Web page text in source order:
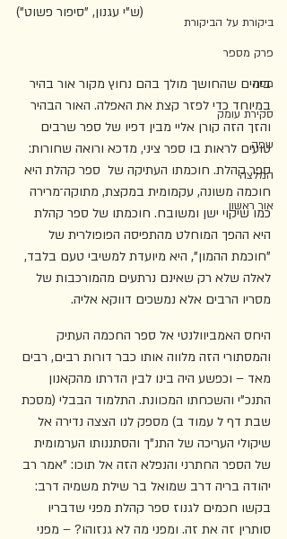
ביקורת על הביקורת
פרק מספר
מסה
סקירת עומק
שפה
המלצה
אור ראשון
(ש"י עגנון, "סיפור פשוט")
בימים שהחושך מולך בהם נחוץ מקור אור בהיר
במיוחד כדי לפזר קצת את האפלה. האור הבהיר
והזך הזה קורן אליי מבין דפיו של ספר שרבים
טועים לראות בו ספר ציני, מדכא ורואה שחורות:
ספר קהלת. חוכמתו העתיקה של  ספר קהלת היא
חוכמה משונה, עקמומית במקצת, מתוקה־מרירה
כמו שיקוי ישן ומשובח. חוכמתו של ספר קהלת
היא ההפך המוחלט מהתפיסה הפופולרית של
"חוכמת ההמון", היא מיועדת למשיבי טעם בלבד,
לאלה שלא רק שאינם נרתעים מהמורכבות של
מסריו הרבים אלא נמשכים דווקא אליה.
היחס האמביוולנטי אל ספר החכמה העתיק
והמסתורי הזה מלווה אותו כבר דורות רבים, רבים
מאד – וכפשע היה בינו לבין הדרתו מהקאנון
התנכ"י והשכחתו המכוונת. התלמוד הבבלי (מסכת
שבת דף ל עמוד ב) מספק לנו הצצה נדירה אל
שיקולי העריכה של התנ"ך והסתננותו הערמומית
של הספר החתרני והנפלא הזה אל תוכו: "אמר רב
יהודה בריה דרב שמואל בר שילת משמיה דרב:
בקשו חכמים לגנוז ספר קהלת מפני שדבריו
סותרין זה את זה. ומפני מה לא גנזוהו? – מפני